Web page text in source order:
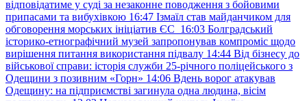
відповідатиме у суді за незаконне поводження з бойовими
припасами та вибухівкою 16:47 Ізмаїл став майданчиком для
обговорення морських ініціатив ЄС 16:03 Болградський
історико-етнографічний музей запропонував компроміс щодо
вирішення питання використання підвалу 14:44 Від бізнесу до
військової справи: історія служби 25-річного поліцейського з
Одещини з позивним «Горн» 14:06 Вдень ворог атакував
Одещину: на підприємстві загинула одна людина, вісім